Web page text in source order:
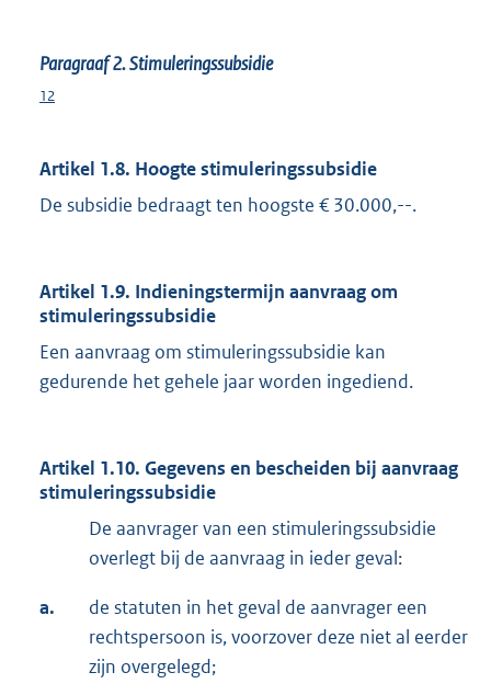
Paragraaf 2. Stimuleringssubsidie
12
Artikel 1.8. Hoogte stimuleringssubsidie
De subsidie bedraagt ten hoogste € 30.000,--.
Artikel 1.9. Indieningstermijn aanvraag om
stimuleringssubsidie
Een aanvraag om stimuleringssubsidie kan
gedurende het gehele jaar worden ingediend.
Artikel 1.10. Gegevens en bescheiden bij aanvraag
stimuleringssubsidie
De aanvrager van een stimuleringssubsidie
overlegt bij de aanvraag in ieder geval:
a.
de statuten in het geval de aanvrager een
rechtspersoon is, voorzover deze niet al eerder
zijn overgelegd;